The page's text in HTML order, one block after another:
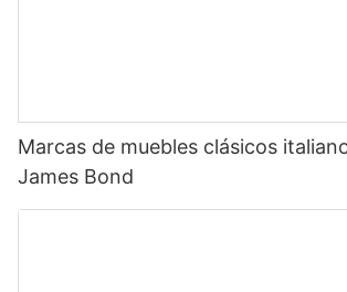
Marcas de muebles clásicos
James Bond